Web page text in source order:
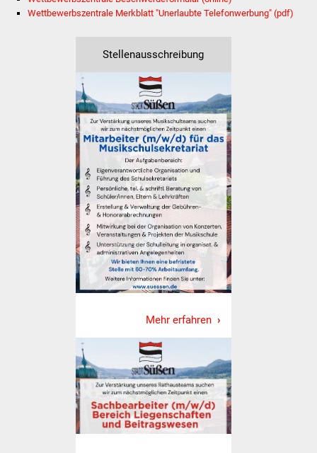
Was erledige ich wo
Lebenslagen
Formulare
Bürgerinfos
Bildung
Schulen
Kindergärten
Kolping-Musikschule
Soziale Einrichtungen
Kirchen
Lokale Agenda
Jugendhaus
Wettbewerbszentrale Merkblatt "Unerlaubte Telefonwerbung" (pdf)
Stellenausschreibung
Mehr erfahren